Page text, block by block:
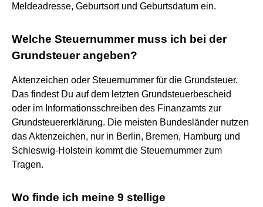
Meldeadresse, Geburtsort und Geburtsdatum ein.
Welche Steuernummer muss ich bei der
Grundsteuer angeben?
Aktenzeichen oder Steuernummer für die Grundsteuer.
Das findest Du auf dem letzten Grundsteuerbescheid
oder im Informationsschreiben des Finanzamts zur
Grundsteuererklärung. Die meisten Bundesländer nutzen
das Aktenzeichen, nur in Berlin, Bremen, Hamburg und
Schleswig-Holstein kommt die Steuernummer zum
Tragen.
Wo finde ich meine 9 stellige